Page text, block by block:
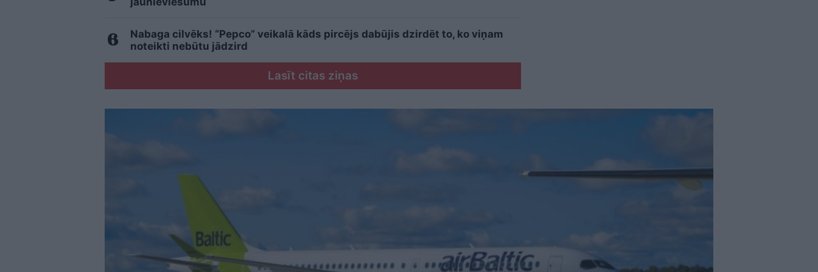
Nabaga cilvēks! “Pepco” veikalā kāds pircējs dabūjis dzirdēt to, ko viņam
noteikti nebūtu jādzird
Lasīt citas ziņas